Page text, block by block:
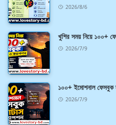
2026/8/6
খুশির সময় নিয়ে ১০০+
2026/7/9
১০০+ ইমোশনাল ফেসবুক
2026/7/9